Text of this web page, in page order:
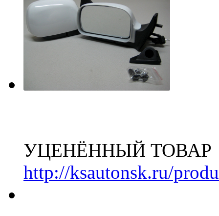
УЦЕНЁННЫЙ ТОВАР
http://ksautonsk.ru/